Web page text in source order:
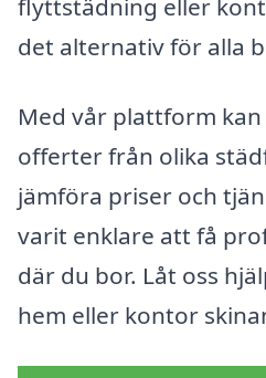
flyttstädning eller
det alternativ för alla
Med vår plattform
offerter från olika
jämföra priser och
varit enklare att få
där du bor. Låt oss
hem eller kontor